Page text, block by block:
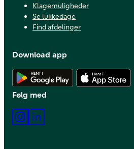
Klagemuligheder
Se lukkedage
Find afdelinger
Download app
Hent Android
Følg med
Instagram